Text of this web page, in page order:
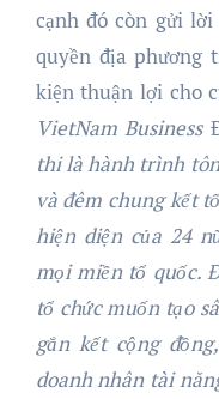
cạnh đó còn gửi
quyền địa phương
kiện thuận lợi cho
VietNam Business
thi là hành trình
và đêm chung kết
hiện diện của 24
mọi miền tổ quốc.
tổ chức muốn tạo
gắn kết cộng
doanh nhân tài